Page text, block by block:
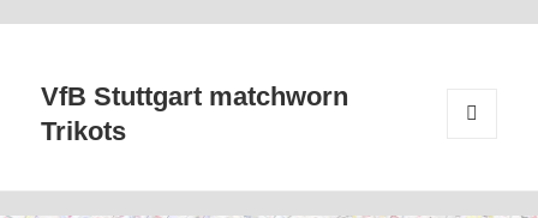
VfB Stuttgart matchworn
Trikots